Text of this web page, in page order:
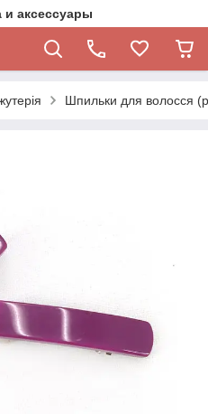
и аксессуары
Шпильки для волосся